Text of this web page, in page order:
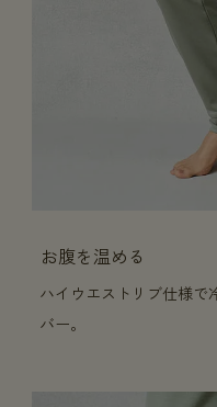
お腹を温める
ハイウエストリブ仕様で
バー。